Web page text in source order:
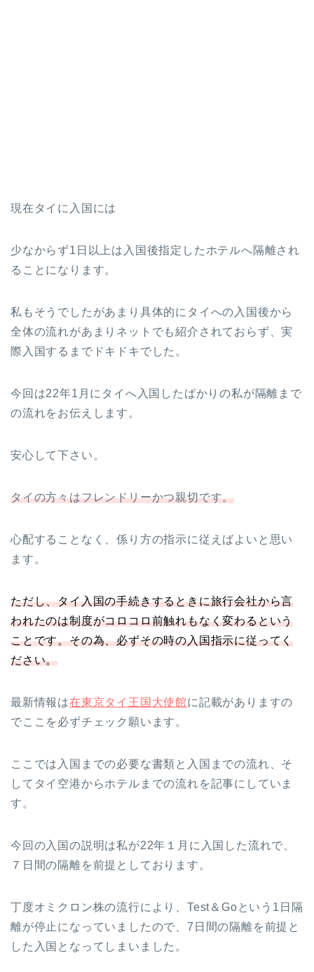
現在タイに入国には
少なからず1日以上は入国後指定したホテルへ隔離され
ることになります。
私もそうでしたがあまり具体的にタイへの入国後から
全体の流れがあまりネットでも紹介されておらず、実
際入国するまでドキドキでした。
今回は22年1月にタイへ入国したばかりの私が隔離まで
の流れをお伝えします。
安心して下さい。
タイの方々はフレンドリーかつ親切です。
心配することなく、係り方の指示に従えばよいと思い
ます。
ただし、タイ入国の手続きするときに旅行会社から言
われたのは制度がコロコロ前触れもなく変わるという
ことです。その為、必ずその時の入国指示に従ってく
ださい。
最新情報は在東京タイ王国大使館に記載がありますの
でここを必ずチェック願います。
ここでは入国までの必要な書類と入国までの流れ、そ
してタイ空港からホテルまでの流れを記事にしていま
す。
今回の入国の説明は私が22年１月に入国した流れで、
７日間の隔離を前提としております。
丁度オミクロン株の流行により、Test＆Goという1日隔
離が停止になっていましたので、7日間の隔離を前提と
した入国となってしまいました。